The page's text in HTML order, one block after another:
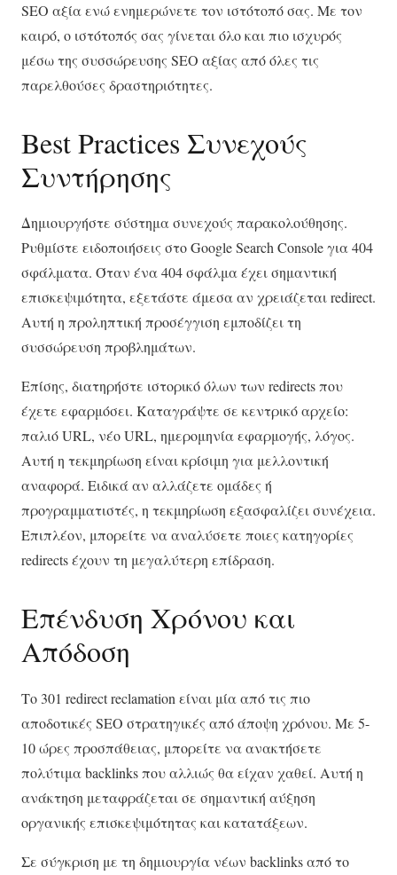
SEO αξία ενώ ενημερώνετε τον ιστότοπό σας. Με τον
καιρό, ο ιστότοπός σας γίνεται όλο και πιο ισχυρός
μέσω της συσσώρευσης SEO αξίας από όλες τις
παρελθούσες δραστηριότητες.
Best Practices Συνεχούς
Συντήρησης
Δημιουργήστε σύστημα συνεχούς παρακολούθησης.
Ρυθμίστε ειδοποιήσεις στο Google Search Console για 404
σφάλματα. Όταν ένα 404 σφάλμα έχει σημαντική
επισκεψιμότητα, εξετάστε άμεσα αν χρειάζεται redirect.
Αυτή η προληπτική προσέγγιση εμποδίζει τη
συσσώρευση προβλημάτων.
Επίσης, διατηρήστε ιστορικό όλων των redirects που
έχετε εφαρμόσει. Καταγράψτε σε κεντρικό αρχείο:
παλιό URL, νέο URL, ημερομηνία εφαρμογής, λόγος.
Αυτή η τεκμηρίωση είναι κρίσιμη για μελλοντική
αναφορά. Ειδικά αν αλλάζετε ομάδες ή
προγραμματιστές, η τεκμηρίωση εξασφαλίζει συνέχεια.
Επιπλέον, μπορείτε να αναλύσετε ποιες κατηγορίες
redirects έχουν τη μεγαλύτερη επίδραση.
Επένδυση Χρόνου και
Απόδοση
Το 301 redirect reclamation είναι μία από τις πιο
αποδοτικές SEO στρατηγικές από άποψη χρόνου. Με 5-
10 ώρες προσπάθειας, μπορείτε να ανακτήσετε
πολύτιμα backlinks που αλλιώς θα είχαν χαθεί. Αυτή η
ανάκτηση μεταφράζεται σε σημαντική αύξηση
οργανικής επισκεψιμότητας και κατατάξεων.
Σε σύγκριση με τη δημιουργία νέων backlinks από το